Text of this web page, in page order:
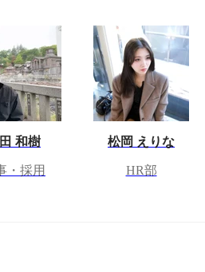
和樹
・採用
松岡 えりな
HR部